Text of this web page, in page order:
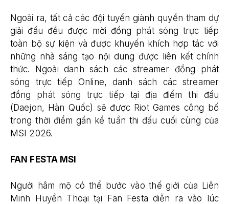
Ngoài ra, tất cả các đội tuyển giành quyền tham dự
giải đấu đều được mời đồng phát sóng trực tiếp
toàn bộ sự kiện và được khuyến khích hợp tác với
những nhà sáng tạo nội dung được liên kết chính
thức. Ngoài danh sách các streamer đồng phát
sóng trực tiếp Online, danh sách các streamer
đồng phát sóng trực tiếp tại địa điểm thi đấu
(Daejon, Hàn Quốc) sẽ được Riot Games công bố
trong thời điểm gần kề tuần thi đấu cuối cùng của
MSI 2026.
FAN FESTA MSI
Người hâm mộ có thể bước vào thế giới của Liên
Minh Huyền Thoại tại Fan Festa diễn ra vào lúc